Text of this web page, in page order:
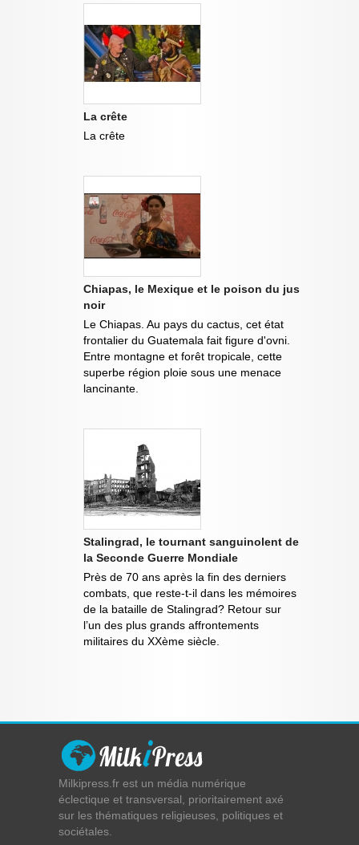
La crête
La crête
Chiapas, le Mexique et le poison du jus
noir
Le Chiapas. Au pays du cactus, cet état
frontalier du Guatemala fait figure d'ovni.
Entre montagne et forêt tropicale, cette
superbe région ploie sous une menace
lancinante.
Stalingrad, le tournant sanguinolent de
la Seconde Guerre Mondiale
Près de 70 ans après la fin des derniers
combats, que reste-t-il dans les mémoires
de la bataille de Stalingrad? Retour sur
l’un des plus grands affrontements
militaires du XXème siècle.
Milkipress.fr est un média numérique
éclectique et transversal, prioritairement axé
sur les thématiques religieuses, politiques et
sociétales.